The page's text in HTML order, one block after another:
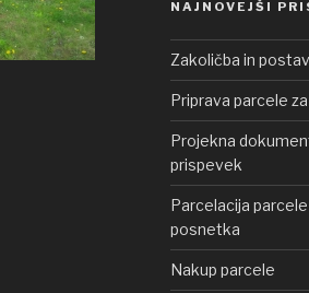
NAJNOVEJŠI
Zakoličba in
Priprava parcele
Projekna
prispevek
Parcelacija
posnetka
Nakup parcele